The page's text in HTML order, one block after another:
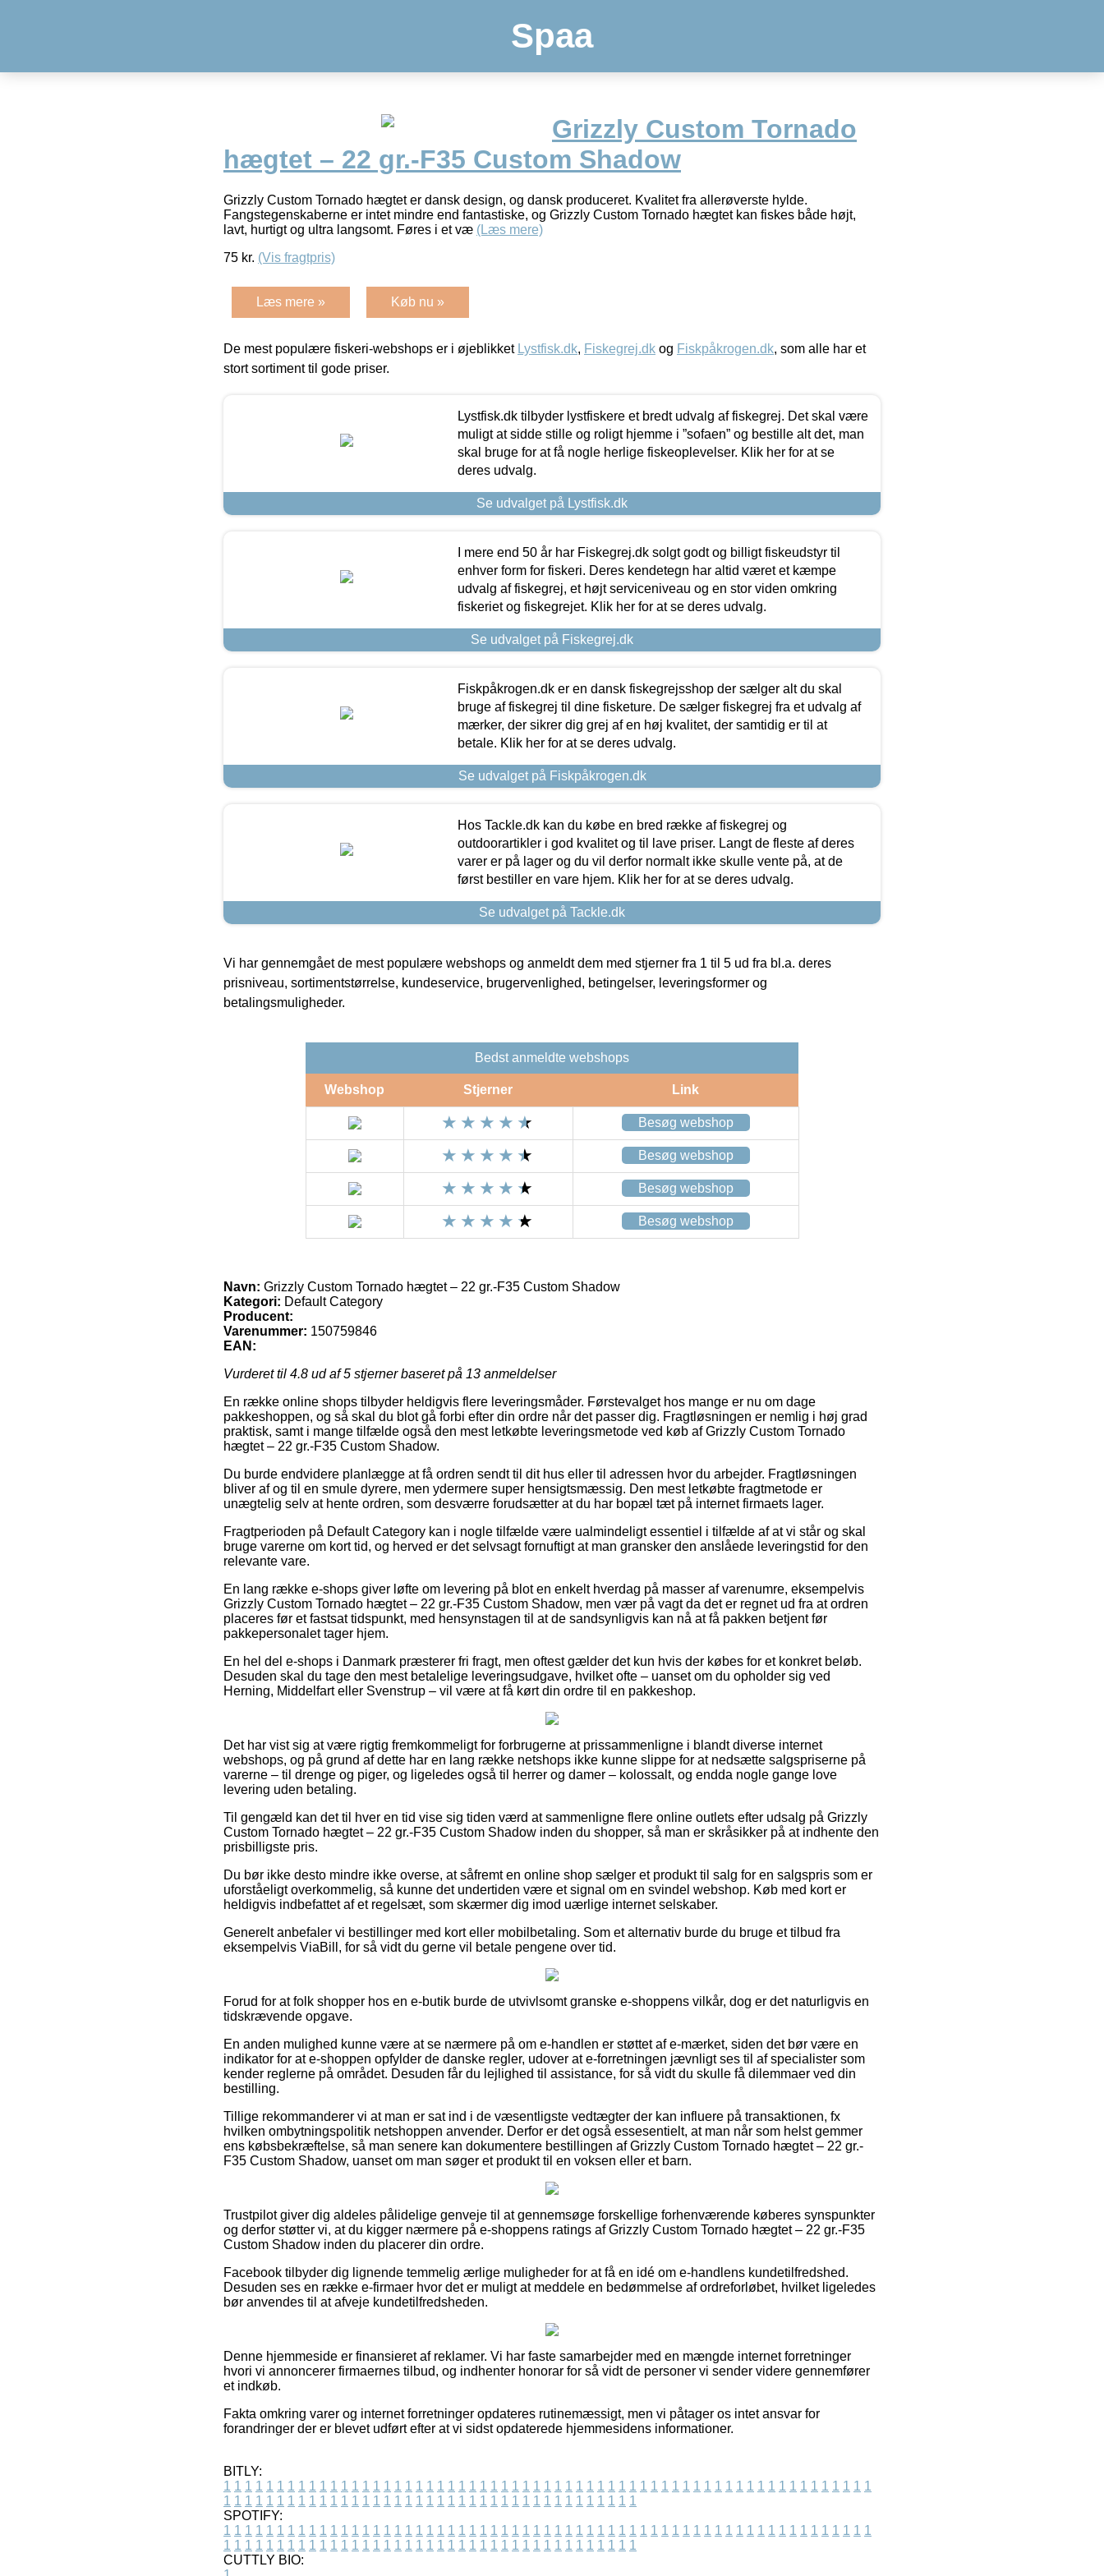
Spaa
Grizzly Custom Tornado
hægtet – 22 gr.-F35 Custom Shadow
Grizzly Custom Tornado hægtet er dansk design, og dansk produceret. Kvalitet fra allerøverste hylde.
Fangstegenskaberne er intet mindre end fantastiske, og Grizzly Custom Tornado hægtet kan fiskes både højt,
lavt, hurtigt og ultra langsomt. Føres i et væ (Læs mere)
75 kr. (Vis fragtpris)
Læs mere » Køb nu »
De mest populære fiskeri-webshops er i øjeblikket Lystfisk.dk, Fiskegrej.dk og Fiskpåkrogen.dk, som alle har et
stort sortiment til gode priser.
Lystfisk.dk tilbyder lystfiskere et bredt udvalg af fiskegrej. Det skal være
muligt at sidde stille og roligt hjemme i ”sofaen” og bestille alt det, man
skal bruge for at få nogle herlige fiskeoplevelser. Klik her for at se
deres udvalg.
Se udvalget på Lystfisk.dk
I mere end 50 år har Fiskegrej.dk solgt godt og billigt fiskeudstyr til
enhver form for fiskeri. Deres kendetegn har altid været et kæmpe
udvalg af fiskegrej, et højt serviceniveau og en stor viden omkring
fiskeriet og fiskegrejet. Klik her for at se deres udvalg.
Se udvalget på Fiskegrej.dk
Fiskpåkrogen.dk er en dansk fiskegrejsshop der sælger alt du skal
bruge af fiskegrej til dine fisketure. De sælger fiskegrej fra et udvalg af
mærker, der sikrer dig grej af en høj kvalitet, der samtidig er til at
betale. Klik her for at se deres udvalg.
Se udvalget på Fiskpåkrogen.dk
Hos Tackle.dk kan du købe en bred række af fiskegrej og
outdoorartikler i god kvalitet og til lave priser. Langt de fleste af deres
varer er på lager og du vil derfor normalt ikke skulle vente på, at de
først bestiller en vare hjem. Klik her for at se deres udvalg.
Se udvalget på Tackle.dk
Vi har gennemgået de mest populære webshops og anmeldt dem med stjerner fra 1 til 5 ud fra bl.a. deres
prisniveau, sortimentstørrelse, kundeservice, brugervenlighed, betingelser, leveringsformer og
betalingsmuligheder.
Bedst anmeldte webshops
Webshop Stjerner Link
Besøg webshop
Besøg webshop
Besøg webshop
Besøg webshop
Navn: Grizzly Custom Tornado hægtet – 22 gr.-F35 Custom Shadow
Kategori: Default Category
Producent:
Varenummer: 150759846
EAN:
Vurderet til 4.8 ud af 5 stjerner baseret på 13 anmeldelser
En række online shops tilbyder heldigvis flere leveringsmåder. Førstevalget hos mange er nu om dage
pakkeshoppen, og så skal du blot gå forbi efter din ordre når det passer dig. Fragtløsningen er nemlig i høj grad
praktisk, samt i mange tilfælde også den mest letkøbte leveringsmetode ved køb af Grizzly Custom Tornado
hægtet – 22 gr.-F35 Custom Shadow.
Du burde endvidere planlægge at få ordren sendt til dit hus eller til adressen hvor du arbejder. Fragtløsningen
bliver af og til en smule dyrere, men ydermere super hensigtsmæssig. Den mest letkøbte fragtmetode er
unægtelig selv at hente ordren, som desværre forudsætter at du har bopæl tæt på internet firmaets lager.
Fragtperioden på Default Category kan i nogle tilfælde være ualmindeligt essentiel i tilfælde af at vi står og skal
bruge varerne om kort tid, og herved er det selvsagt fornuftigt at man gransker den anslåede leveringstid for den
relevante vare.
En lang række e-shops giver løfte om levering på blot en enkelt hverdag på masser af varenumre, eksempelvis
Grizzly Custom Tornado hægtet – 22 gr.-F35 Custom Shadow, men vær på vagt da det er regnet ud fra at ordren
placeres før et fastsat tidspunkt, med hensynstagen til at de sandsynligvis kan nå at få pakken betjent før
pakkepersonalet tager hjem.
En hel del e-shops i Danmark præsterer fri fragt, men oftest gælder det kun hvis der købes for et konkret beløb.
Desuden skal du tage den mest betalelige leveringsudgave, hvilket ofte – uanset om du opholder sig ved
Herning, Middelfart eller Svenstrup – vil være at få kørt din ordre til en pakkeshop.
Det har vist sig at være rigtig fremkommeligt for forbrugerne at prissammenligne i blandt diverse internet
webshops, og på grund af dette har en lang række netshops ikke kunne slippe for at nedsætte salgspriserne på
varerne – til drenge og piger, og ligeledes også til herrer og damer – kolossalt, og endda nogle gange love
levering uden betaling.
Til gengæld kan det til hver en tid vise sig tiden værd at sammenligne flere online outlets efter udsalg på Grizzly
Custom Tornado hægtet – 22 gr.-F35 Custom Shadow inden du shopper, så man er skråsikker på at indhente den
prisbilligste pris.
Du bør ikke desto mindre ikke overse, at såfremt en online shop sælger et produkt til salg for en salgspris som er
uforståeligt overkommelig, så kunne det undertiden være et signal om en svindel webshop. Køb med kort er
heldigvis indbefattet af et regelsæt, som skærmer dig imod uærlige internet selskaber.
Generelt anbefaler vi bestillinger med kort eller mobilbetaling. Som et alternativ burde du bruge et tilbud fra
eksempelvis ViaBill, for så vidt du gerne vil betale pengene over tid.
Forud for at folk shopper hos en e-butik burde de utvivlsomt granske e-shoppens vilkår, dog er det naturligvis en
tidskrævende opgave.
En anden mulighed kunne være at se nærmere på om e-handlen er støttet af e-mærket, siden det bør være en
indikator for at e-shoppen opfylder de danske regler, udover at e-forretningen jævnligt ses til af specialister som
kender reglerne på området. Desuden får du lejlighed til assistance, for så vidt du skulle få dilemmaer ved din
bestilling.
Tillige rekommanderer vi at man er sat ind i de væsentligste vedtægter der kan influere på transaktionen, fx
hvilken ombytningspolitik netshoppen anvender. Derfor er det også essesentielt, at man når som helst gemmer
ens købsbekræftelse, så man senere kan dokumentere bestillingen af Grizzly Custom Tornado hægtet – 22 gr.-
F35 Custom Shadow, uanset om man søger et produkt til en voksen eller et barn.
Trustpilot giver dig aldeles pålidelige genveje til at gennemsøge forskellige forhenværende køberes synspunkter
og derfor støtter vi, at du kigger nærmere på e-shoppens ratings af Grizzly Custom Tornado hægtet – 22 gr.-F35
Custom Shadow inden du placerer din ordre.
Facebook tilbyder dig lignende temmelig ærlige muligheder for at få en idé om e-handlens kundetilfredshed.
Desuden ses en række e-firmaer hvor det er muligt at meddele en bedømmelse af ordreforløbet, hvilket ligeledes
bør anvendes til at afveje kundetilfredsheden.
Denne hjemmeside er finansieret af reklamer. Vi har faste samarbejder med en mængde internet forretninger
hvori vi annoncerer firmaernes tilbud, og indhenter honorar for så vidt de personer vi sender videre gennemfører
et indkøb.
Fakta omkring varer og internet forretninger opdateres rutinemæssigt, men vi påtager os intet ansvar for
forandringer der er blevet udført efter at vi sidst opdaterede hjemmesidens informationer.
BITLY:
1 1 1 1 1 1 1 1 1 1 1 1 1 1 1 1 1 1 1 1 1 1 1 1 1 1 1 1 1 1 1 1 1 1 1 1 1 1 1 1 1 1 1 1 1 1 1 1 1 1 1 1 1 1 1 1 1 1 1 1 1
1 1 1 1 1 1 1 1 1 1 1 1 1 1 1 1 1 1 1 1 1 1 1 1 1 1 1 1 1 1 1 1 1 1 1 1 1 1 1
SPOTIFY:
1 1 1 1 1 1 1 1 1 1 1 1 1 1 1 1 1 1 1 1 1 1 1 1 1 1 1 1 1 1 1 1 1 1 1 1 1 1 1 1 1 1 1 1 1 1 1 1 1 1 1 1 1 1 1 1 1 1 1 1 1
1 1 1 1 1 1 1 1 1 1 1 1 1 1 1 1 1 1 1 1 1 1 1 1 1 1 1 1 1 1 1 1 1 1 1 1 1 1 1
CUTTLY BIO: